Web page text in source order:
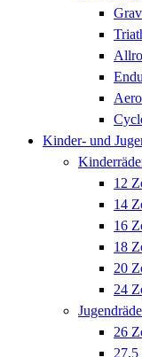
Aero
Kinder- und
12
14
16
18
20
24
26